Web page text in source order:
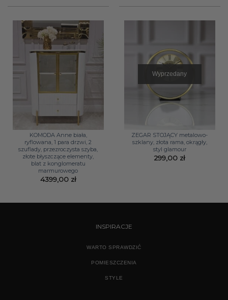
KOMODA Anne biała,
ryflowana, 1 para drzwi, 2
szuflady, przezroczysta szyba,
złote błyszczące elementy,
blat z konglomeratu
marmurowego
4399,00 zł
Wyprzedany
ZEGAR STOJĄCY metalowo-
szklany, złota rama, okrągły,
styl glamour
299,00 zł
INSPIRACJE
WARTO SPRAWDZIĆ
POMIESZCZENIA
STYLE